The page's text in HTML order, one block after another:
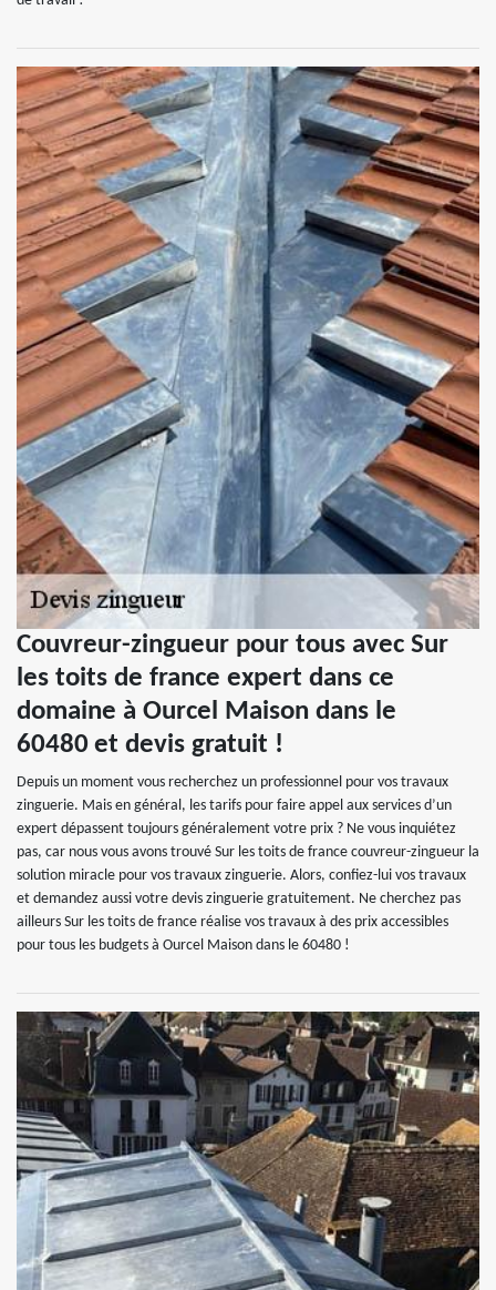
Couvreur-zingueur pour tous avec Sur
les toits de france expert dans ce
domaine à Ourcel Maison dans le
60480 et devis gratuit !
Depuis un moment vous recherchez un professionnel pour vos travaux
zinguerie. Mais en général, les tarifs pour faire appel aux services d’un
expert dépassent toujours généralement votre prix ? Ne vous inquiétez
pas, car nous vous avons trouvé Sur les toits de france couvreur-zingueur la
solution miracle pour vos travaux zinguerie. Alors, confiez-lui vos travaux
et demandez aussi votre devis zinguerie gratuitement. Ne cherchez pas
ailleurs Sur les toits de france réalise vos travaux à des prix accessibles
pour tous les budgets à Ourcel Maison dans le 60480 !